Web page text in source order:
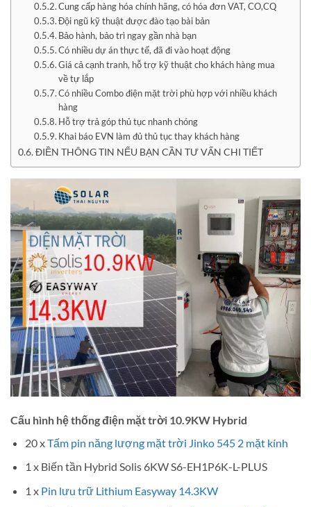
Cung cấp hàng hóa chính hãng, có hóa đơn VAT, CO,CQ
Đội ngũ kỹ thuật được đào tạo bài bản
Bảo hành, bảo trì ngay gần nhà bạn
Có nhiều dự án thực tế, đã đi vào hoạt động
Giá cả cạnh tranh, hỗ trợ kỹ thuật cho khách hàng mua
về tự lắp
Có nhiều Combo điện mặt trời phù hợp với nhiều khách
hàng
Hỗ trợ trả góp thủ tục nhanh chóng
Khai báo EVN làm đủ thủ tục thay khách hàng
ĐIỀN THÔNG TIN NẾU BẠN CẦN TƯ VẤN CHI TIẾT
Cấu hình hệ thống điện mặt trời 10.9KW Hybrid
20 xTấm pin năng lượng mặt trời Jinko 545 2 mặt kính
1 x Biến tần Hybrid Solis 6KW S6-EH1P6K-L-PLUS
1 x Pin lưu trữ Lithium Easyway 14.3KW